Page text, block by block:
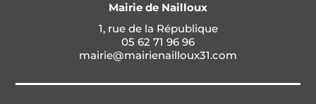
Mairie de Nailloux
1, rue de la République
05 62 71 96 96
mairie@mairienailloux31.com